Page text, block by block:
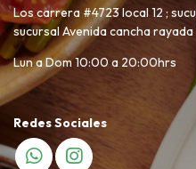
Los carrera #4723 local 12 ;
sucursal Avenida cancha rayada
Lun a Dom 10:00 a 20:00hrs
Redes Sociales